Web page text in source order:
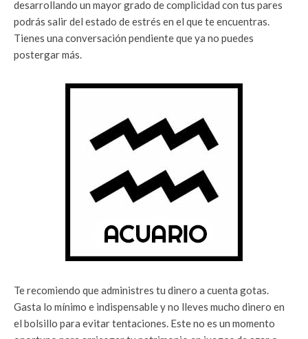
desarrollando un mayor grado de complicidad con tus pares
podrás salir del estado de estrés en el que te encuentras.
Tienes una conversación pendiente que ya no puedes
postergar más.
Te recomiendo que administres tu dinero a cuenta gotas.
Gasta lo mínimo e indispensable y no lleves mucho dinero en
el bolsillo para evitar tentaciones. Este no es un momento